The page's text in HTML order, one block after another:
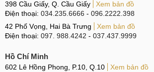
398 Cầu Giấy, Q. Cầu Giấy
Xem bản đồ
Điện thoại: 034.235.6666 - 096.2222.398
42 Phố Vọng, Hai Bà Trưng
Xem bản đồ
Điện thoại: 097. 988.4242 - 037.437.9999
Hồ Chí Minh
602 Lê Hồng Phong, P.10, Q.10
Xem bản đồ